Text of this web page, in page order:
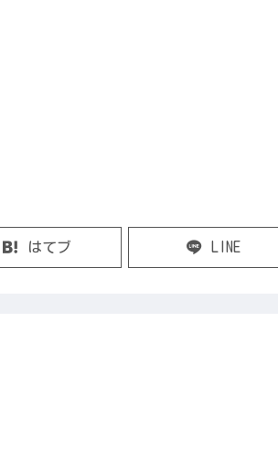
はてブ LINE